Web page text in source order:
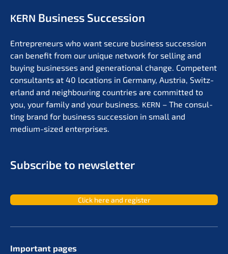
KERN Business Succession
Entre­pre­neurs who want secure business succes­si­on
can benefit from our unique network for selling and
buying businesses and genera­tio­nal change. Compe­tent
consul­tants at 40 locati­ons in Germa­ny, Austria, Switz­
er­land and neigh­bou­ring count­ries are commit­ted to
you, your family and your business. KERN – The consul­
ting brand for business succes­si­on in small and
medium-sized enterprises.
Subscri­be to newsletter
Click here and register
Important pages